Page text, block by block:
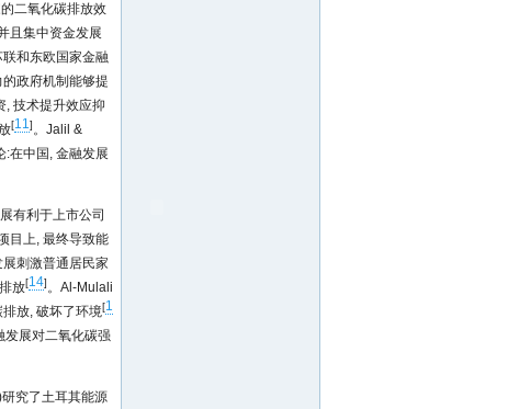
二氧化碳排放效
且集中资金发展
和东欧国家金融
政府机制能够提
, 技术提升效应抑
[11]。Jalil &
在中国, 金融发展
有利于上市公司
目上, 最终导致能
刺激普通居民家
放[14]。Al-Mulali
放, 破坏了环境[1
展对二氧化碳强
究了土耳其能源